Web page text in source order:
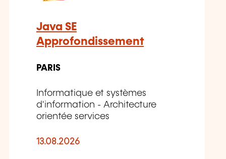
Java SE
Approfondissement
PARIS
Informatique et systèmes
d'information - Architecture
orientée services
13.08.2026